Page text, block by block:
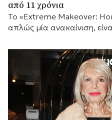
από 11 χρόνια
Το «Extreme Makeover:
απλώς μία ανακαίνιση,